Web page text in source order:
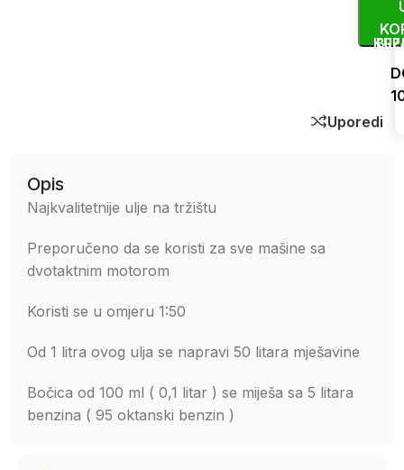
Uporedi
Opis
Najkvalitetnije ulje na tržištu
Preporučeno da se koristi za sve mašine sa
dvotaktnim motorom
Koristi se u omjeru 1:50
Od 1 litra ovog ulja se napravi 50 litara mješavine
Bočica od 100 ml ( 0,1 litar ) se miješa sa 5 litara
benzina ( 95 oktanski benzin )